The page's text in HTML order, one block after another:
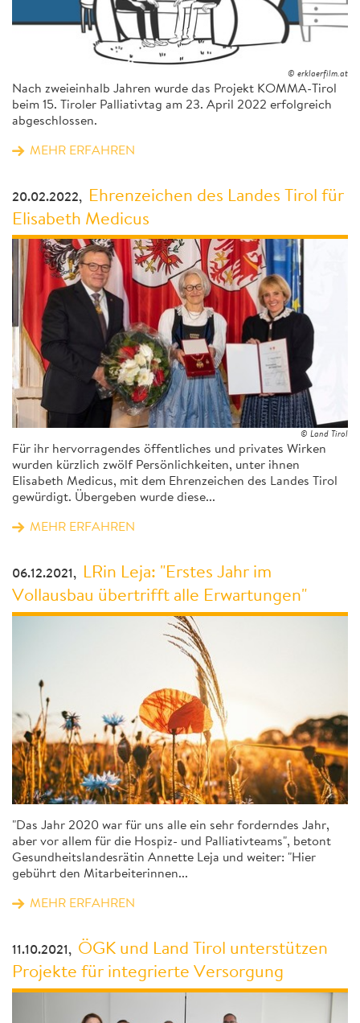
© erklaerfilm.at
Nach zweieinhalb Jahren wurde das Projekt KOMMA-Tirol
beim 15. Tiroler Palliativtag am 23. April 2022 erfolgreich
abgeschlossen.
MEHR ERFAHREN
20.02.2022,
Ehrenzeichen des Landes Tirol für
Elisabeth Medicus
© Land Tirol
Für ihr hervorragendes öffentliches und privates Wirken
wurden kürzlich zwölf Persönlichkeiten, unter ihnen
Elisabeth Medicus, mit dem Ehrenzeichen des Landes Tirol
gewürdigt. Übergeben wurde diese...
MEHR ERFAHREN
06.12.2021,
LRin Leja: "Erstes Jahr im
Vollausbau übertrifft alle Erwartungen"
"Das Jahr 2020 war für uns alle ein sehr forderndes Jahr,
aber vor allem für die Hospiz- und Palliativteams", betont
Gesundheitslandesrätin Annette Leja und weiter: "Hier
gebührt den Mitarbeiterinnen...
MEHR ERFAHREN
11.10.2021, ÖGK und Land Tirol unterstützen
Projekte für integrierte Versorgung